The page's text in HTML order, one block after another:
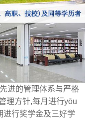
进的管理体系与严格
理方针,每月进行yōu
进行奖学金及三好学